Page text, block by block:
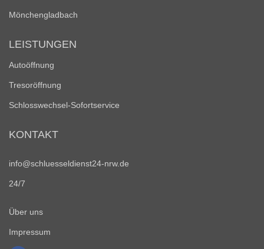
Mönchengladbach
LEISTUNGEN
Autoöffnung
Tresoröffnung
Schlosswechsel-Sofortservice
KONTAKT
info@schluesseldienst24-nrw.de
24/7
Über uns
Impressum